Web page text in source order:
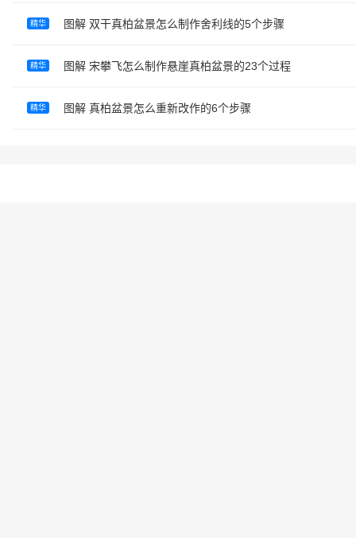
精华 图解 双干真柏盆景怎么制作舍利线的5个步骤
精华 图解 宋攀飞怎么制作悬崖真柏盆景的23个过程
精华 图解 真柏盆景怎么重新改作的6个步骤